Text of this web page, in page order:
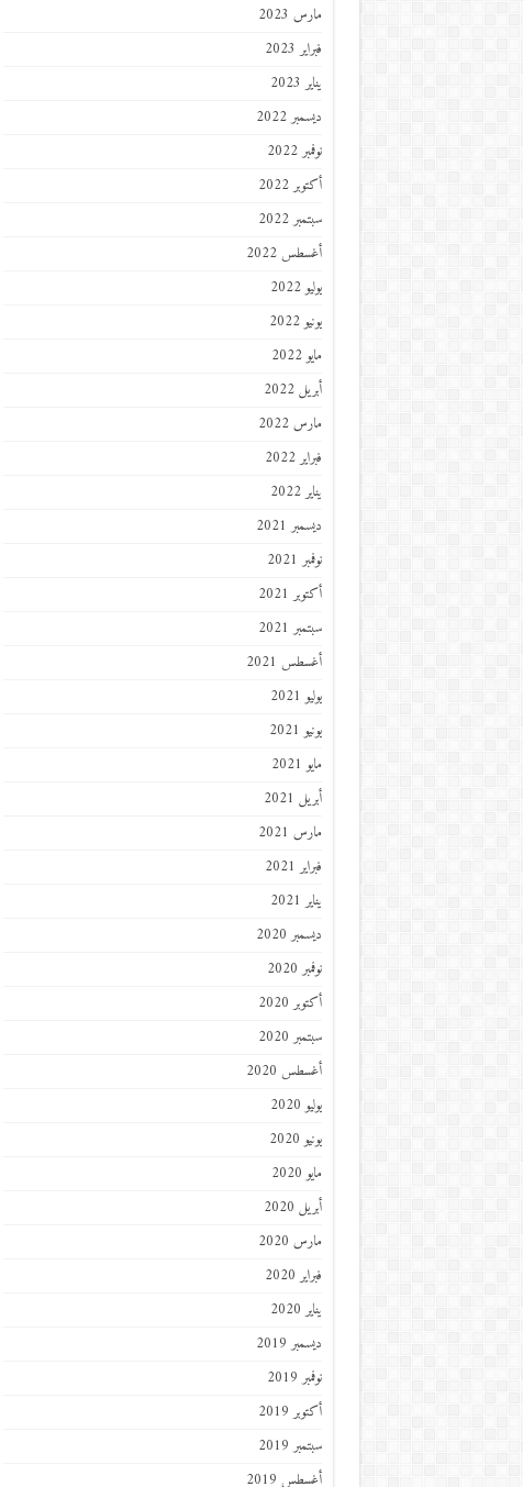
مارس 2023
فبراير 2023
يناير 2023
ديسمبر 2022
نوفمبر 2022
أكتوبر 2022
سبتمبر 2022
أغسطس 2022
يوليو 2022
يونيو 2022
مايو 2022
أبريل 2022
مارس 2022
فبراير 2022
يناير 2022
ديسمبر 2021
نوفمبر 2021
أكتوبر 2021
سبتمبر 2021
أغسطس 2021
يوليو 2021
يونيو 2021
مايو 2021
أبريل 2021
مارس 2021
فبراير 2021
يناير 2021
ديسمبر 2020
نوفمبر 2020
أكتوبر 2020
سبتمبر 2020
أغسطس 2020
يوليو 2020
يونيو 2020
مايو 2020
أبريل 2020
مارس 2020
فبراير 2020
يناير 2020
ديسمبر 2019
نوفمبر 2019
أكتوبر 2019
سبتمبر 2019
أغسطس 2019